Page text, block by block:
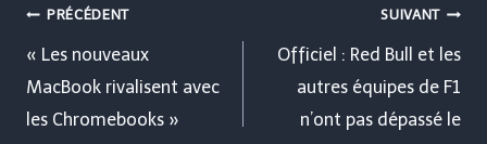
Navigation
de
l’article
PRÉCÉDENT
« Les nouveaux
MacBook rivalisent avec
les Chromebooks »
SUIVANT
Officiel : Red Bull et les
autres équipes de F1
n’ont pas dépassé le